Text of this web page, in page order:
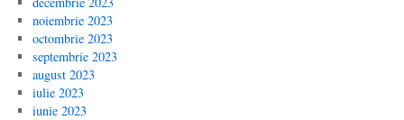
noiembrie 2023
octombrie 2023
septembrie 2023
august 2023
iulie 2023
iunie 2023